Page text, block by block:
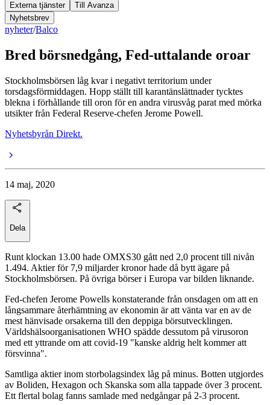
Externa tjänster
Till Avanza
Nyhetsbrev
nyheter/Balco
Bred börsnedgång, Fed-uttalande oroar
Stockholmsbörsen låg kvar i negativt territorium under
torsdagsförmiddagen. Hopp ställt till karantänslättnader tycktes
blekna i förhållande till oron för en andra virusvåg parat med mörka
utsikter från Federal Reserve-chefen Jerome Powell.
Nyhetsbyrån Direkt.
14 maj, 2020
Dela
Runt klockan 13.00 hade OMXS30 gått ned 2,0 procent till nivån
1.494. Aktier för 7,9 miljarder kronor hade då bytt ägare på
Stockholmsbörsen. På övriga börser i Europa var bilden liknande.
Fed-chefen Jerome Powells konstaterande från onsdagen om att en
långsammare återhämtning av ekonomin är att vänta var en av de
mest hänvisade orsakerna till den deppiga börsutvecklingen.
Världshälsoorganisationen WHO spädde dessutom på virusoron
med ett yttrande om att covid-19 "kanske aldrig helt kommer att
försvinna".
Samtliga aktier inom storbolagsindex låg på minus. Botten utgjordes
av Boliden, Hexagon och Skanska som alla tappade över 3 procent.
Ett flertal bolag fanns samlade med nedgångar på 2-3 procent.